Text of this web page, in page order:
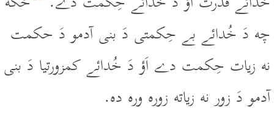
چه دَ خُدائے بے حِکمتى دَ بنى آدمو دَ حکمت
نه زيات حِکمت دے اَؤ دَ خُدائے کمزورتيا دَ بنى
آدمو دَ زور نه زياته زوره وره ده.